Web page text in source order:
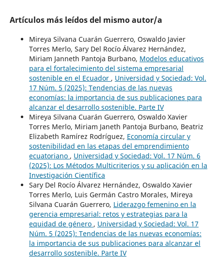
Artículos más leídos del mismo autor/a
Mireya Silvana Cuarán Guerrero, Oswaldo Javier
Torres Merlo, Sary Del Rocío Álvarez Hernández,
Miriam Janneth Pantoja Burbano, Modelos educativos
para el fortalecimiento del sistema empresarial
sostenible en el Ecuador , Universidad y Sociedad: Vol.
17 Núm. 5 (2025): Tendencias de las nuevas
economías: la importancia de sus publicaciones para
alcanzar el desarrollo sostenible. Parte IV
Mireya Silvana Cuarán Guerrero, Oswaldo Xavier
Torres Merlo, Miriam Janeth Pantoja Burbano, Beatriz
Elizabeth Ramírez Rodríguez, Economía circular y
sostenibilidad en las etapas del emprendimiento
ecuatoriano , Universidad y Sociedad: Vol. 17 Núm. 6
(2025): Los Métodos Multicriterios y su aplicación en la
Investigación Científica
Sary Del Rocío Álvarez Hernández, Oswaldo Xavier
Torres Merlo, Luis Germán Castro Morales, Mireya
Silvana Cuarán Guerrero, Liderazgo femenino en la
gerencia empresarial: retos y estrategias para la
equidad de género , Universidad y Sociedad: Vol. 17
Núm. 5 (2025): Tendencias de las nuevas economías:
la importancia de sus publicaciones para alcanzar el
desarrollo sostenible. Parte IV